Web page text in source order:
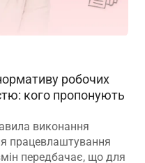
робочих
кого пропонують
виконання
працевлаштування
передбачає, що для